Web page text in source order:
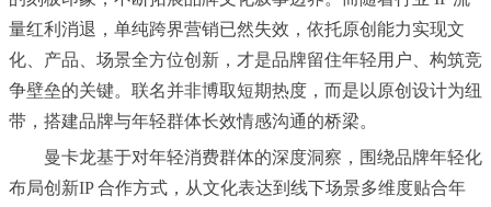
量红利消退，单纯跨界营销已然失效，依托原创能力实现文
化、产品、场景全方位创新，才是品牌留住年轻用户、构筑竞
争壁垒的关键。联名并非博取短期热度，而是以原创设计为纽
带，搭建品牌与年轻群体长效情感沟通的桥梁。
曼卡龙基于对年轻消费群体的深度洞察，围绕品牌年轻化
布局创新IP 合作方式，从文化表达到线下场景多维度贴合年